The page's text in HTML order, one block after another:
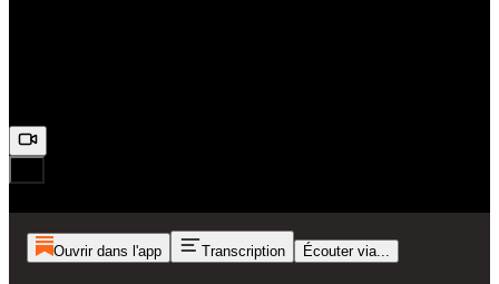
Ouvrir dans l'app Transcription Écouter via...